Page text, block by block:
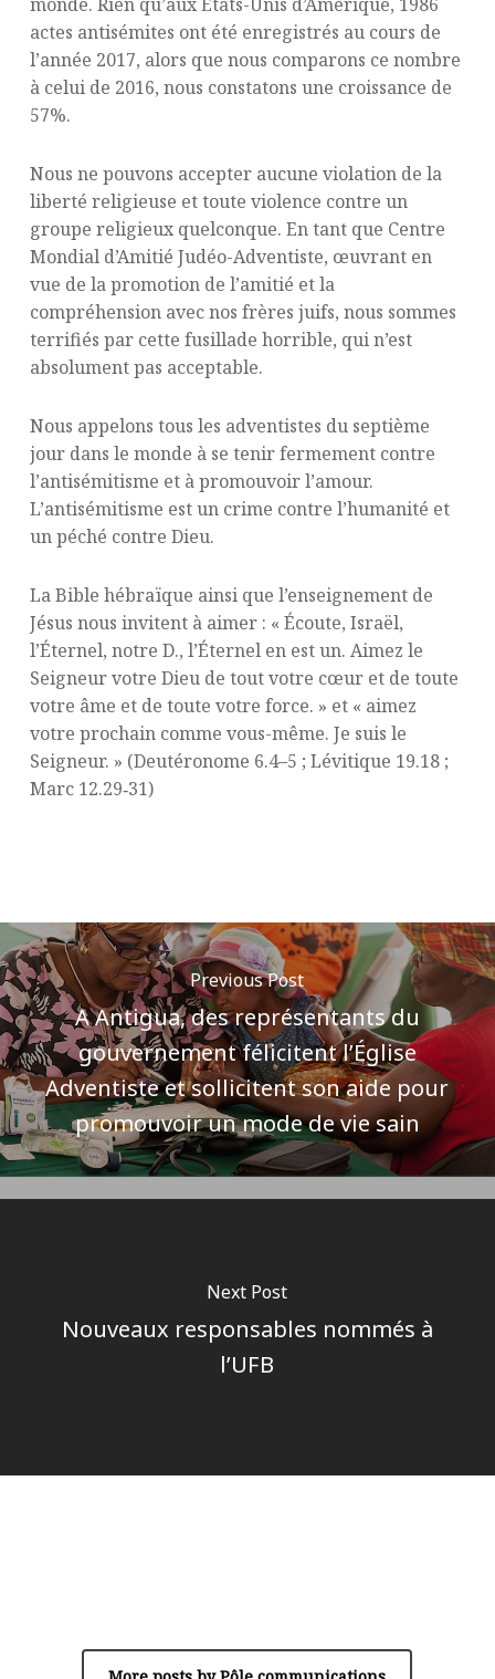
actes antisémites ont été enregistrés au cours de
l’année 2017, alors que nous comparons ce nombre
à celui de 2016, nous constatons une croissance de
57%.
Nous ne pouvons accepter aucune violation de la
liberté religieuse et toute violence contre un
groupe religieux quelconque. En tant que Centre
Mondial d’Amitié Judéo-Adventiste, œuvrant en
vue de la promotion de l’amitié et la
compréhension avec nos frères juifs, nous sommes
terrifiés par cette fusillade horrible, qui n’est
absolument pas acceptable.
Nous appelons tous les adventistes du septième
jour dans le monde à se tenir fermement contre
l’antisémitisme et à promouvoir l’amour.
L’antisémitisme est un crime contre l’humanité et
un péché contre Dieu.
La Bible hébraïque ainsi que l’enseignement de
Jésus nous invitent à aimer : « Écoute, Israël,
l’Éternel, notre D., l’Éternel en est un. Aimez le
Seigneur votre Dieu de tout votre cœur et de toute
votre âme et de toute votre force. » et « aimez
votre prochain comme vous-même. Je suis le
Seigneur. » (Deutéronome 6.4–5 ; Lévitique 19.18 ;
Marc 12.29‑31)
Previous Post
A Antigua, des représentants du
gouvernement félicitent l’Église
Adventiste et sollicitent son aide pour
promouvoir un mode de vie sain
Next Post
Nouveaux responsables nommés à
l’UFB